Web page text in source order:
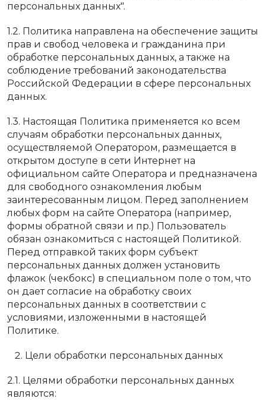
персональных данных".
1.2. Политика направлена на обеспечение защиты
прав и свобод человека и гражданина при
обработке персональных данных, а также на
соблюдение требований законодательства
Российской Федерации в сфере персональных
данных.
1.3. Настоящая Политика применяется ко всем
случаям обработки персональных данных,
осуществляемой Оператором, размещается в
открытом доступе в сети Интернет на
официальном сайте Оператора и предназначена
для свободного ознакомления любым
заинтересованным лицом. Перед заполнением
любых форм на сайте Оператора (например,
формы обратной связи и пр.) Пользователь
обязан ознакомиться с настоящей Политикой.
Перед отправкой таких форм субъект
персональных данных должен установить
флажок (чекбокс) в специальном поле о том, что
он дает согласие на обработку своих
персональных данных в соответствии с
условиями, изложенными в настоящей
Политике.
Цели обработки персональных данных
2.1. Целями обработки персональных данных
являются: